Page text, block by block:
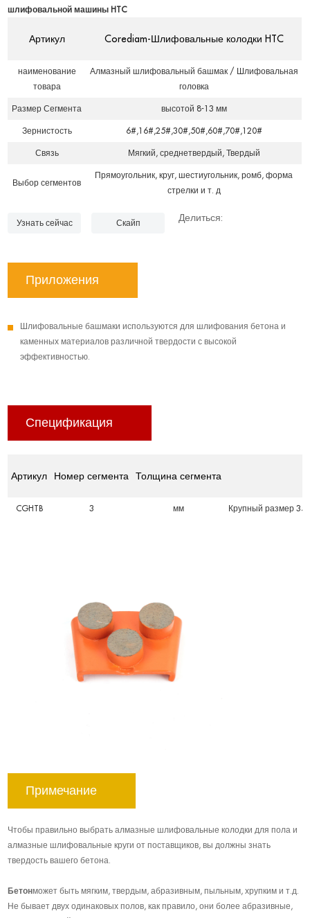
шлифовальной машины HTC
Артикул Corediam-Шлифовальные колодки HTC
наименование
товара
Алмазный шлифовальный башмак / Шлифовальная
головка
Размер Сегмента высотой 8-13 мм
Зернистость 6#,16#,25#,30#,50#,60#,70#,120#
Связь Мягкий, среднетвердый, Твердый
Выбор сегментов
Прямоугольник, круг, шестиугольник, ромб, форма
стрелки и т. д
Узнать сейчас Скайп
Делиться:
Приложения
Шлифовальные башмаки используются для шлифования бетона и
каменных материалов различной твердости с высокой
эффективностью.
Спецификация
Артикул Номер сегмента Толщина сегмента
CGHTB 3 мм Крупный размер
Примечание
Чтобы правильно выбрать алмазные шлифовальные колодки для пола и
алмазные шлифовальные круги от поставщиков, вы должны знать
твердость вашего бетона.
Бетонможет быть мягким, твердым, абразивным, пыльным, хрупким и т.д.
Не бывает двух одинаковых полов, как правило, они более абразивные,